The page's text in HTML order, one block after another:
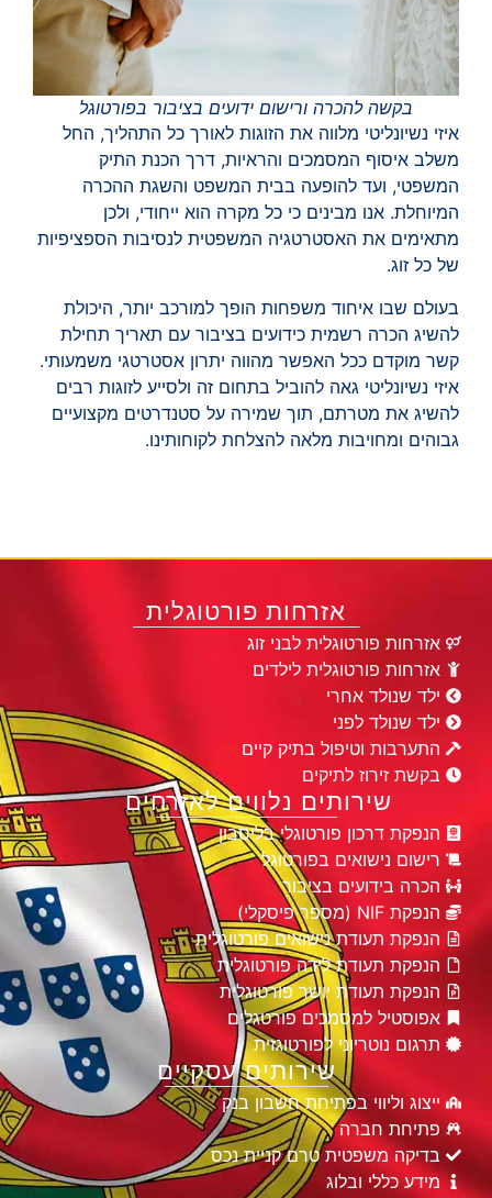
בקשה להכרה ורישום ידועים בציבור בפורטוגל
איזי נשיונליטי מלווה את הזוגות לאורך כל התהליך, החל
משלב איסוף המסמכים והראיות, דרך הכנת התיק
המשפטי, ועד להופעה בבית המשפט והשגת ההכרה
המיוחלת. אנו מבינים כי כל מקרה הוא ייחודי, ולכן
מתאימים את האסטרטגיה המשפטית לנסיבות הספציפיות
של כל זוג.
בעולם שבו איחוד משפחות הופך למורכב יותר, היכולת
להשיג הכרה רשמית כידועים בציבור עם תאריך תחילת
קשר מוקדם ככל האפשר מהווה יתרון אסטרטגי משמעותי.
איזי נשיונליטי גאה להוביל בתחום זה ולסייע לזוגות רבים
להשיג את מטרתם, תוך שמירה על סטנדרטים מקצועיים
גבוהים ומחויבות מלאה להצלחת לקוחותינו.
אזרחות פורטוגלית
אזרחות פורטוגלית לבני זוג
אזרחות פורטוגלית לילדים
ילד שנולד אחרי
ילד שנולד לפני
התערבות וטיפול בתיק קיים
בקשת זירוז לתיקים
שירותים נלווים לאזרחים
הנפקת דרכון פורטוגלי בליסבון
רישום נישואים בפורטוגל
הכרה בידועים בציבור
הנפקת NIF (מספר פיסקלי)
הנפקת תעודת נישואים פורטוגלית
הנפקת תעודת לידה פורטוגלית
הנפקת תעודת יושר פורטוגלית
אפוסטיל למסמכים פורטגלים
תרגום נוטריוני לפורטוגזית
שירותים עסקיים
ייצוג וליווי בפתיחת חשבון בנק
פתיחת חברה
בדיקה משפטית טרם קניית נכס
מידע כללי ובלוג